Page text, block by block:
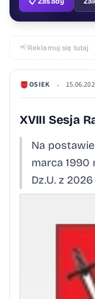
📢Reklamuj się tutaj
OSIEK •
XVIII Sesja
Na
marca 1990
Dz.U. z